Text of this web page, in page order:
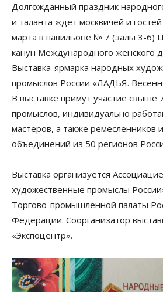
Долгожданный праздник
и таланта ждет москвичей и
марта в павильоне № 7 (залы 3-6)
канун Международного женского
Выставка-ярмарка народных
промыслов России «ЛАДЬЯ.
В выставке примут участие свыше
промыслов, индивидуально
мастеров, а также ремесленников
объединений из 50 регионов
Выставка организуется
художественные промыслы
Торгово-промышленной палаты
Федерации. Соорганизатор
«Экспоцентр».